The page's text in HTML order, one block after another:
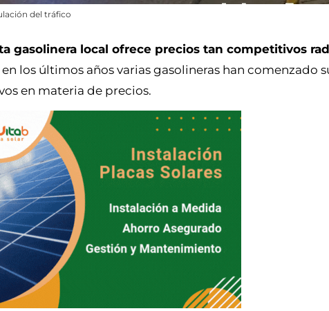
del tráfico
gasolinera local ofrece precios tan competitivos
en los últimos años varias gasolineras han comenzado
en materia de precios.